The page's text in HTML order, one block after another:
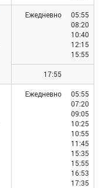
Ежедневно
05:55
08:20
10:40
12:15
15:55
17:55
Ежедневно
05:55
07:20
09:05
10:25
10:55
11:45
15:35
15:55
16:53
17:35